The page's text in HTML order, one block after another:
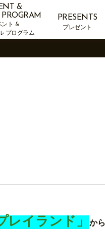
&
ント &
プログラム
PRESENTS
プレゼント
レイランド」 から